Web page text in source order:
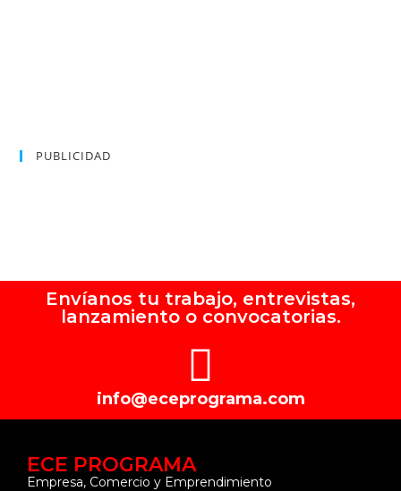
PUBLICIDAD
Envíanos tu trabajo, entrevistas,
lanzamiento o convocatorias.
info@eceprograma.com
ECE PROGRAMA
Empresa, Comercio y Emprendimiento